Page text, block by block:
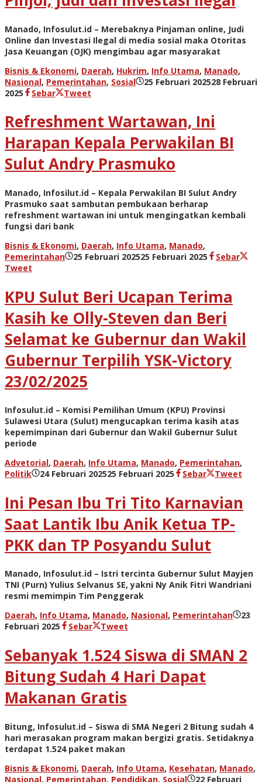
Manado, Infosulut.id – Merebaknya Pinjaman online, Judi
Online dan Investasi Ilegal di media sosial maka Otoritas
Jasa Keuangan (OJK) mengimbau agar masyarakat
Bisnis & Ekonomi, Daerah, Hukrim, Info Utama, Manado,
Nasional, Pemerintahan, Sosial 25 Februari 202528 Februari
2025 olehSebar Tweet
Refreshment Wartawan, Ini
Harapan Kepala Perwakilan BI
Sulut Andry Prasmuko
Manado, Infosilut.id – Kepala Perwakilan BI Sulut Andry
Prasmuko saat sambutan pembukaan berharap
refreshment wartawan ini untuk mengingatkan kembali
fungsi dari bank
Bisnis & Ekonomi, Daerah, Info Utama, Manado,
Pemerintahan
25 Februari 202525 Februari 2025 olehSebar
Tweet
KPU Sulut Beri Ucapan Terima
Kasih ke Olly-Steven dan Beri
Selamat ke Gubernur dan Wakil
Gubernur Terpilih YSK-Victory
23/02/2025
Infosulut.id – Komisi Pemilihan Umum (KPU) Provinsi
Sulawesi Utara (Sulut) mengucapkan terima kasih atas
kepemimpinan dari Gubernur dan Wakil Gubernur Sulut
periode
Advetorial, Daerah, Info Utama, Manado, Pemerintahan,
Politik
24 Februari 202525 Februari 2025 olehSebar Tweet
Ini Pesan Ibu Tri Tito Karnavian
Saat Lantik Ibu Anik Ketua TP-
PKK dan TP Posyandu Sulut
Manado, Infosulut.id – Istri tercinta Gubernur Sulut Mayjen
TNI (Purn) Yulius Selvanus SE, yakni Ny Anik Fitri Wandriani
resmi memimpin Tim Penggerak
Daerah, Info Utama, Manado, Nasional, Pemerintahan
23
Februari 2025 olehSebar Tweet
Sebanyak 1.524 Siswa di SMAN 2
Bitung Sudah 4 Hari Dapat
Makanan Gratis
Bitung, Infosulut.id – Siswa di SMA Negeri 2 Bitung sudah 4
hari merasakan program makan bergizi gratis. Setidaknya
terdapat 1.524 paket makan
Bisnis & Ekonomi, Daerah, Info Utama, Kesehatan, Manado,
Nasional, Pemerintahan, Pendidikan, Sosial
22 Februari